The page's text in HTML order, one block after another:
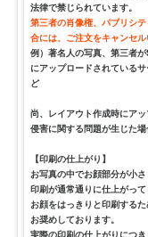
法律で禁じられています。
第三者の肖像権、パブリシ
合には、ご注文をキャンセ
例）著名人の写真、第三者
にアップロードされている
ど
尚、レイアウト作成時にア
侵害に関する問題が生じた
【印刷の仕上がり】
お写真の中でお顔部分が小さ
印刷が通常通りに仕上がっ
お顔をはっきりと印刷するた
お奨めしております。